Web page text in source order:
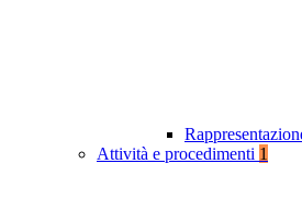
Attività e procedimenti 1